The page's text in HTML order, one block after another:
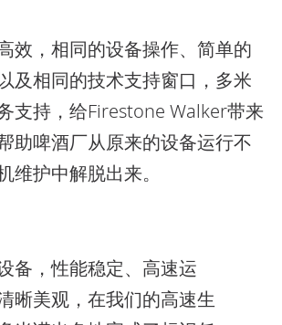
效，相同的设备操作、简单的
及相同的技术支持窗口，多米
支持，给Firestone Walker带来
助啤酒厂从原来的设备运行不
维护中解脱出来。
备，性能稳定、高速运
晰美观，在我们的高速生